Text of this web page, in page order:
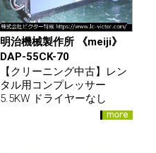
明治機械製作所 《meiji》
DAP-55CK-70
【クリーニング中古】レン
タル用コンプレッサー
5.5KW ドライヤーなし